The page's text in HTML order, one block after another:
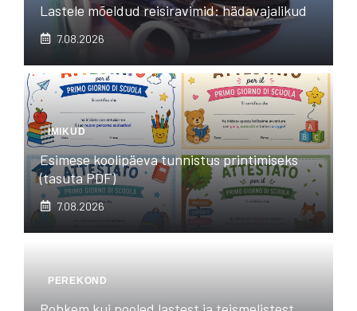
Lastele mõeldud reisiravimid: hädavajalikud
7.08.2026
IMIKUD
Esimese koolipäeva tunnistus printimiseks
(tasuta PDF)
7.08.2026
PEREKOND